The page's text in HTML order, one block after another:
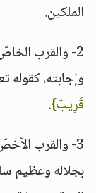
الملكين.
2- والقرب
وإجابته، كقوله
قَرِيبٌ}.
3- والقرب
بجلاله وعظيم